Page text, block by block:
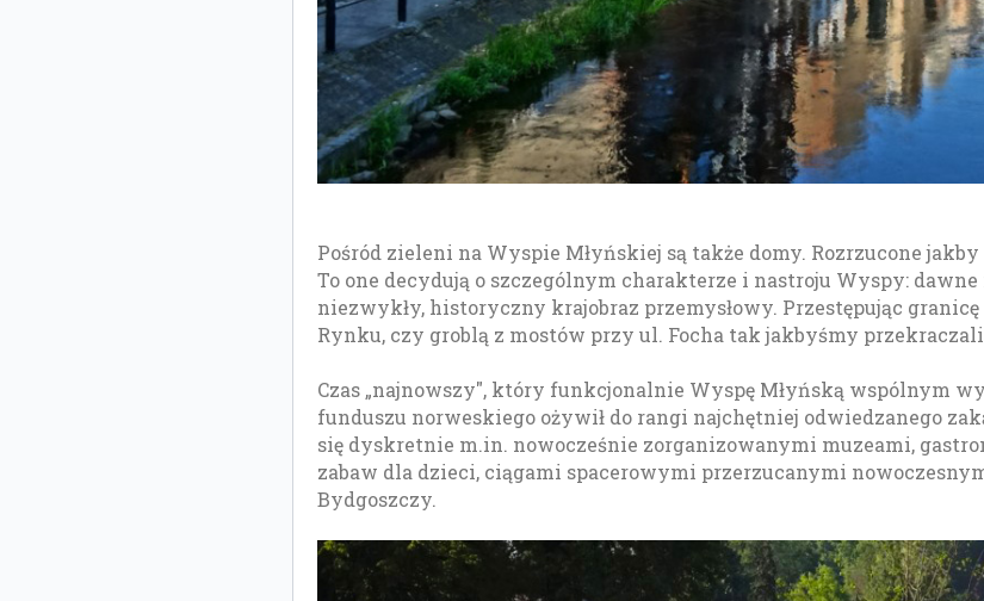
Pośród zieleni na Wyspie Młyńskiej są także domy. Rozrzucone
To one decydują o szczególnym charakterze i nastroju Wyspy:
niezwykły, historyczny krajobraz przemysłowy. Przestępując
Rynku, czy groblą z mostów przy ul. Focha tak jakbyśmy przekraczali
Czas „najnowszy", który funkcjonalnie Wyspę Młyńską wspólnym
funduszu norweskiego ożywił do rangi najchętniej odwiedzanego
się dyskretnie m.in. nowocześnie zorganizowanymi muzeami,
zabaw dla dzieci, ciągami spacerowymi przerzucanymi
Bydgoszczy.